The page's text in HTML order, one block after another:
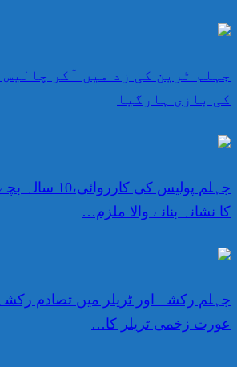
جہلم ٹرین کی زد میں آکر
کی بازی ہارگیا
جہلم پولیس کی
کا نشانہ بنانے والا ملزم…
جہلم رکشہ اور ٹریلر میں تصادم رکشہ
عورت زخمی ٹریلر کا…